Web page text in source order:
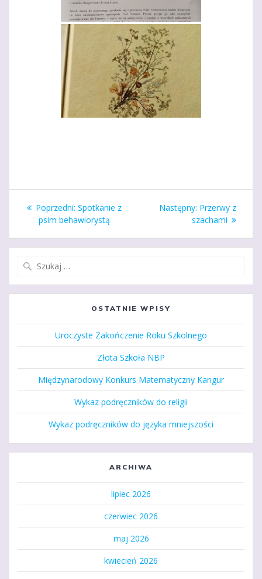
Nawigacja
wpisu
Poprzedni: Poprzedni
wpis:
Spotkanie z
psim behawiorystą
Następny: Następny
wpis:
Przerwy z
szachami
OSTATNIE WPISY
Uroczyste Zakończenie Roku Szkolnego
Złota Szkoła NBP
Międzynarodowy Konkurs Matematyczny Kangur
Wykaz podręczników do religii
Wykaz podręczników do języka mniejszości
ARCHIWA
lipiec 2026
czerwiec 2026
maj 2026
kwiecień 2026